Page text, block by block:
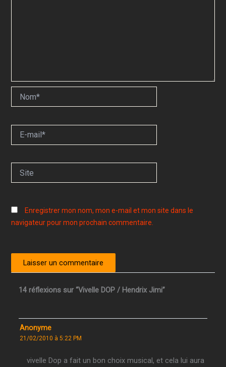
mail*
Enregistrer mon nom, mon e-mail et mon site dans le
navigateur pour mon prochain commentaire.
14 réflexions sur “Vivelle DOP / Hendrix Jimi”
Anonyme
21/02/2010 à 5:22 PM
vivelle Dop a fait un bon choix musical, et cela lui aura